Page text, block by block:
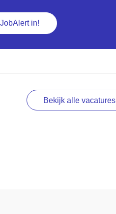
in!
Bekijk alle vacatures